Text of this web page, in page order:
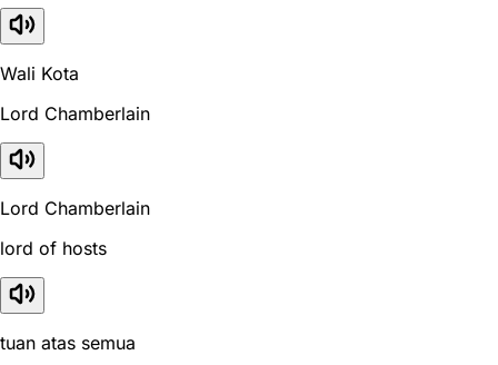
Wali Kota
Lord Chamberlain
Lord Chamberlain
lord of hosts
tuan atas semua